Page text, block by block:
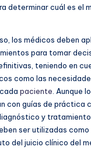
determinar cuál es el
los médicos deben
para tomar
teniendo en
como las
paciente . Aunque
con guías de práctica
y
ser utilizadas
del juicio clínico del